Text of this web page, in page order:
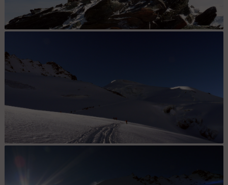
caravanne pour grimper la raide pente finale.